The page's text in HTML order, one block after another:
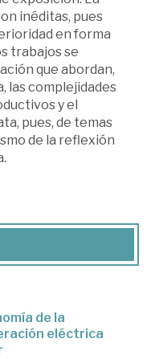
inéditas, pues
en forma
trabajos se
que abordan,
las complejidades
y el
pues, de temas
de la reflexión
de la
eléctrica